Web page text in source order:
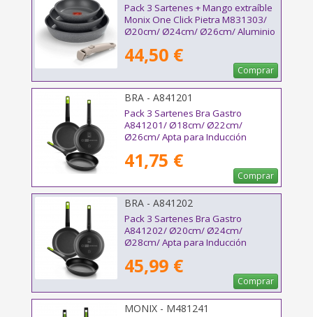
Pack 3 Sartenes + Mango extraíble
Monix One Click Pietra M831303/
Ø20cm/ Ø24cm/ Ø26cm/ Aluminio
44,50 €
Comprar
BRA - A841201
Pack 3 Sartenes Bra Gastro
A841201/ Ø18cm/ Ø22cm/
Ø26cm/ Apta para Inducción
41,75 €
Comprar
BRA - A841202
Pack 3 Sartenes Bra Gastro
A841202/ Ø20cm/ Ø24cm/
Ø28cm/ Apta para Inducción
45,99 €
Comprar
MONIX - M481241